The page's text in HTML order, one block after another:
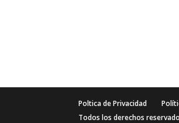
Poltica de Privacidad
Todos los derechos